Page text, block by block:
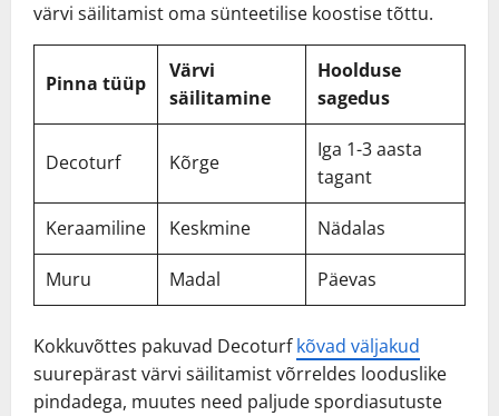
värvi säilitamist oma sünteetilise koostise tõttu.
Pinna tüüp
Värvi
säilitamine
Hoolduse
sagedus
Decoturf Kõrge
Iga 1-3 aasta
tagant
Keraamiline Keskmine Nädalas
Muru Madal Päevas
Kokkuvõttes pakuvad Decoturfkõvad väljakud
suurepärast värvi säilitamist võrreldes looduslike
pindadega, muutes need paljude spordiasutuste